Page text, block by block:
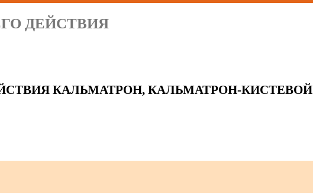
ДЕЙСТВИЯ
КАЛЬМАТРОН, КАЛЬМАТРОН-КИСТЕВОЙ